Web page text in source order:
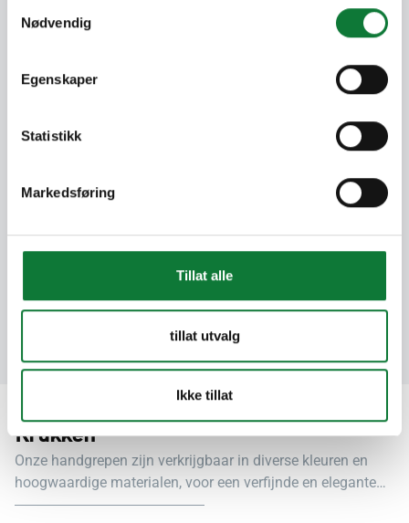
Nødvendig
Egenskaper
Statistikk
Markedsføring
Tillat alle
tillat utvalg
Ikke tillat
waaronder aluminium, EPDM en polyamide.
95% recycleerbaar
houden we rekening met circulariteit door de
hun levensduur in overweging te nemen.
Cradle to Cradle
SOLEAL Next is gecertificeerd op Cradle to
Cradle zilverniveau, wat de groene waarde
Krukken
Onze handgrepen zijn verkrijgbaar in diverse kleuren en
hoogwaardige materialen, voor een verfijnde en elegante
uitstraling.